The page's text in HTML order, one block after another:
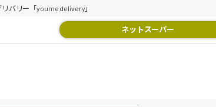
バリー「youme delivery」
ネットスーパー